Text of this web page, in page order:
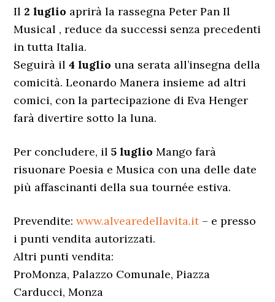
Il 2 luglio aprirà la rassegna Peter Pan Il
Musical , reduce da successi senza precedenti
in tutta Italia.
Seguirà il4 luglio una serata all’insegna della
comicità. Leonardo Manera insieme ad altri
comici, con la partecipazione di Eva Henger
farà divertire sotto la luna.
Per concludere, il5 luglio Mango farà
risuonare Poesia e Musica con una delle date
più affascinanti della sua tournée estiva.
Prevendite:www.alvearedellavita.it – e presso
i punti vendita autorizzati.
Altri punti vendita:
ProMonza, Palazzo Comunale, Piazza
Carducci, Monza